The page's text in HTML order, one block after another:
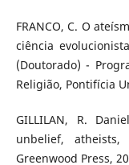
FRANCO, C. O
ciência
(Doutorado) -
Religião, Pontifícia
GILLILAN, R.
unbelief, atheists,
Greenwood Press,